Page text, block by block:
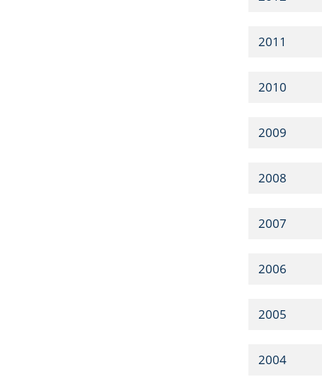
2011
2010
2009
2008
2007
2006
2005
2004